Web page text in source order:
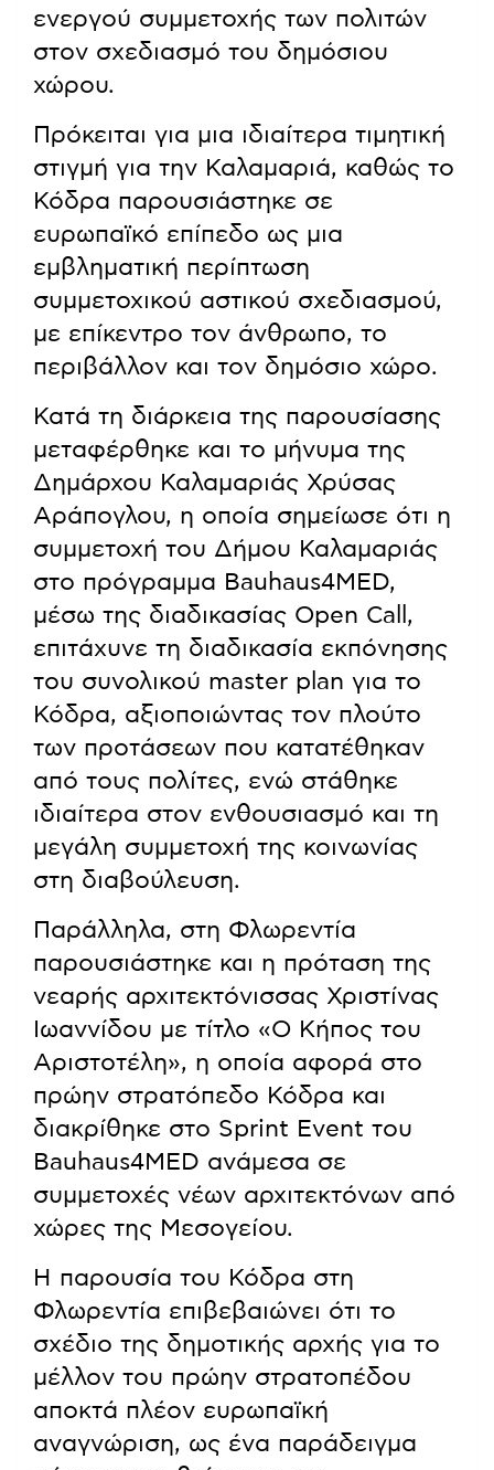
ενεργού συμμετοχής των πολιτών
στον σχεδιασμό του δημόσιου
χώρου.
Πρόκειται για μια ιδιαίτερα τιμητική
στιγμή για την Καλαμαριά, καθώς το
Κόδρα παρουσιάστηκε σε
ευρωπαϊκό επίπεδο ως μια
εμβληματική περίπτωση
συμμετοχικού αστικού σχεδιασμού,
με επίκεντρο τον άνθρωπο, το
περιβάλλον και τον δημόσιο χώρο.
Κατά τη διάρκεια της παρουσίασης
μεταφέρθηκε και το μήνυμα της
Δημάρχου Καλαμαριάς Χρύσας
Αράπογλου, η οποία σημείωσε ότι η
συμμετοχή του Δήμου Καλαμαριάς
στο πρόγραμμα Bauhaus4MED,
μέσω της διαδικασίας Open Call,
επιτάχυνε τη διαδικασία εκπόνησης
του συνολικού master plan για το
Κόδρα, αξιοποιώντας τον πλούτο
των προτάσεων που κατατέθηκαν
από τους πολίτες, ενώ στάθηκε
ιδιαίτερα στον ενθουσιασμό και τη
μεγάλη συμμετοχή της κοινωνίας
στη διαβούλευση.
Παράλληλα, στη Φλωρεντία
παρουσιάστηκε και η πρόταση της
νεαρής αρχιτεκτόνισσας Χριστίνας
Ιωαννίδου με τίτλο «Ο Κήπος του
Αριστοτέλη», η οποία αφορά στο
πρώην στρατόπεδο Κόδρα και
διακρίθηκε στο Sprint Event του
Bauhaus4MED ανάμεσα σε
συμμετοχές νέων αρχιτεκτόνων από
χώρες της Μεσογείου.
Η παρουσία του Κόδρα στη
Φλωρεντία επιβεβαιώνει ότι το
σχέδιο της δημοτικής αρχής για το
μέλλον του πρώην στρατοπέδου
αποκτά πλέον ευρωπαϊκή
αναγνώριση, ως ένα παράδειγμα